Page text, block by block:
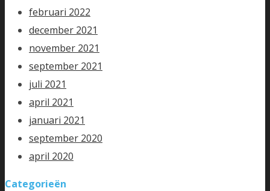
februari 2022
december 2021
november 2021
september 2021
juli 2021
april 2021
januari 2021
september 2020
april 2020
Categorieën